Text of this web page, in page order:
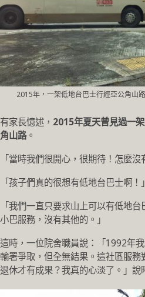
2015年，一架低地台巴士行經亞公角山
有家長憶述， 2015年夏天曾見過一
角山路。
「當時我們很開心，很期待！怎麼沒
「孩子們真的很想有低地台巴士啊！」
「我們一直只要求山上可以有低地
小巴服務，沒有其他的。」
這時，一位院舍職員說：「1992年
輸署爭取，但全無結果。這社區服務
退休才有成果？我真的心淡了。」說